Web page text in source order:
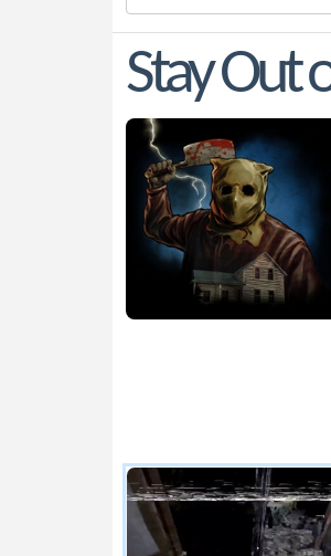
Stay Out